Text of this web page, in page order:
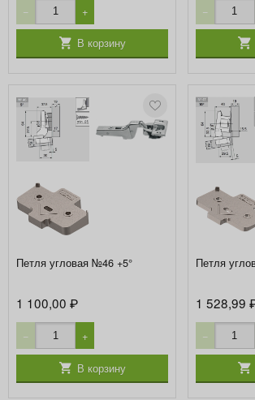
− +
В корзину
−
Петля угловая №46 +5°
1 100,00₽
− +
В корзину
Петля
1 528,99
−